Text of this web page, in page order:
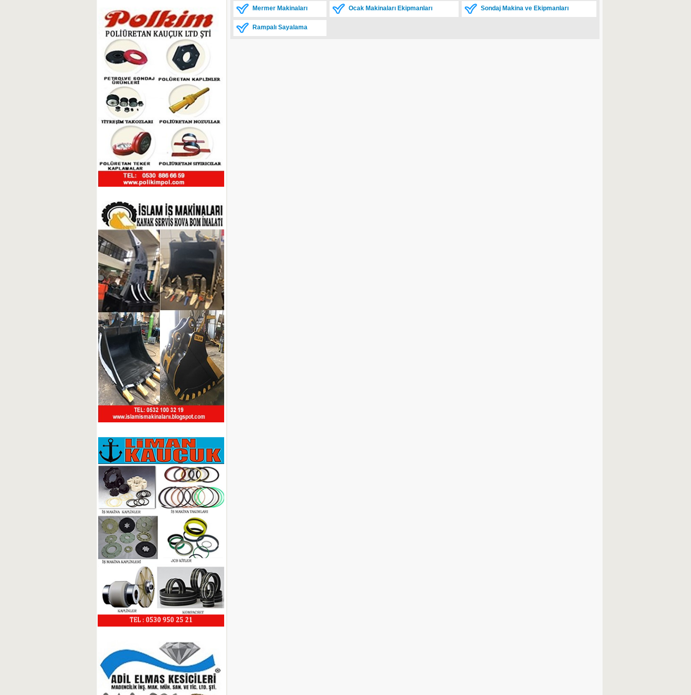
Mermer Makinaları
Ocak Makinaları Ekipmanları Sondaj Makina ve Ekipmanları
Rampalı Sayalama